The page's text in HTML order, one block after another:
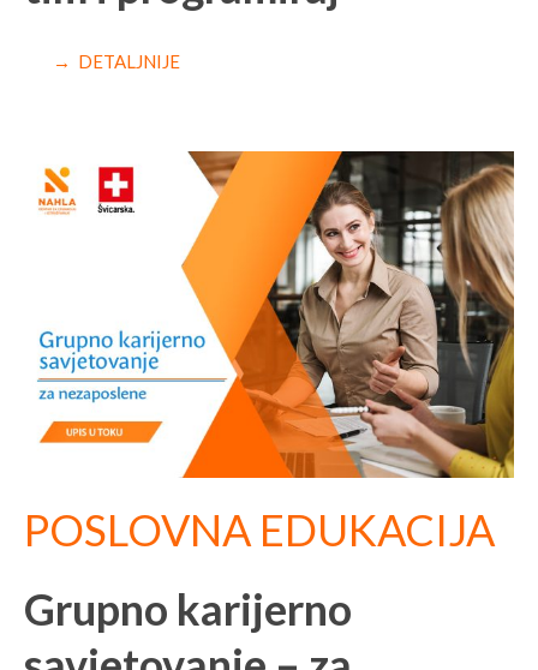
→ DETALJNIJE
POSLOVNA EDUKACIJA
Grupno karijerno